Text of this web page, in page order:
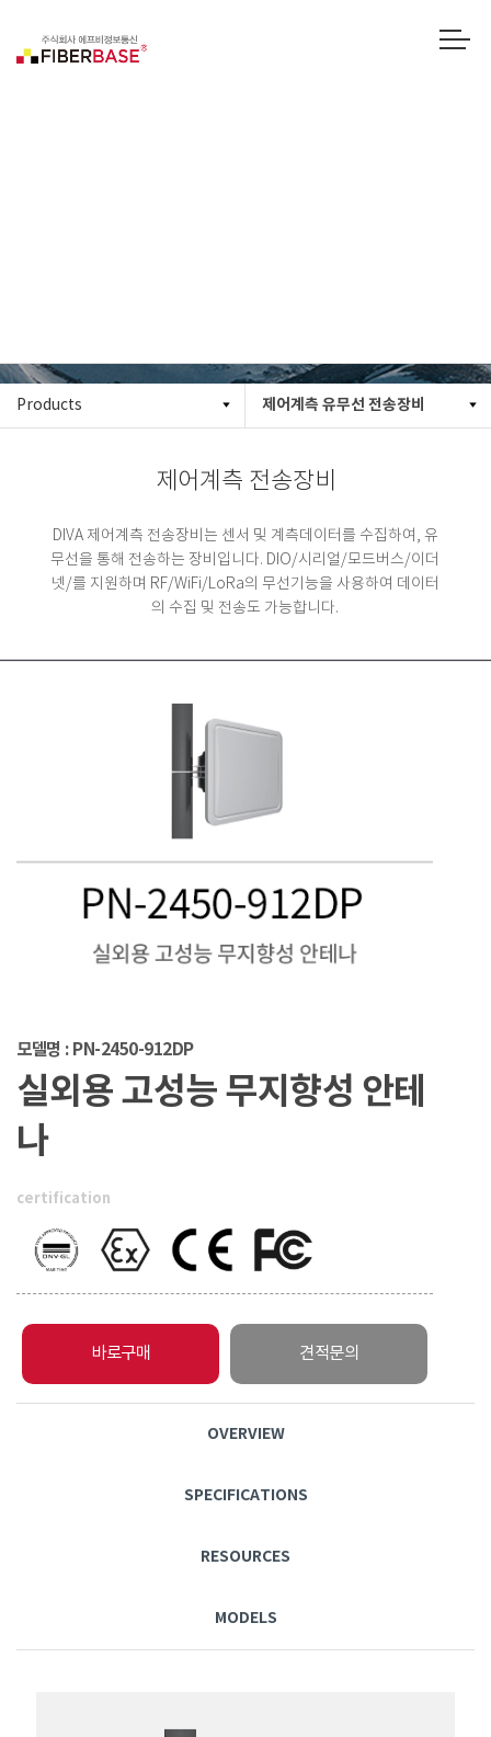
Products 제어계측 유무선 전송장비
제어계측 전송장비
DIVA 제어계측 전송장비는 센서 및 계측데이터를 수집하여, 유
무선을 통해 전송하는 장비입니다. DIO/시리얼/모드버스/이더
넷/를 지원하며 RF/WiFi/LoRa의 무선기능을 사용하여 데이터
의 수집 및 전송도 가능합니다.
모델명 : PN-2450-912DP
실외용 고성능 무지향성 안테
나
certification
바로구매 견적문의
OVERVIEW
SPECIFICATIONS
RESOURCES
MODELS